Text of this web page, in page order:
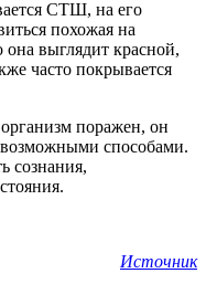
СТШ, на его
похожая на
выглядит красной,
часто покрывается
поражен, он
способами.
сознания,
Источник